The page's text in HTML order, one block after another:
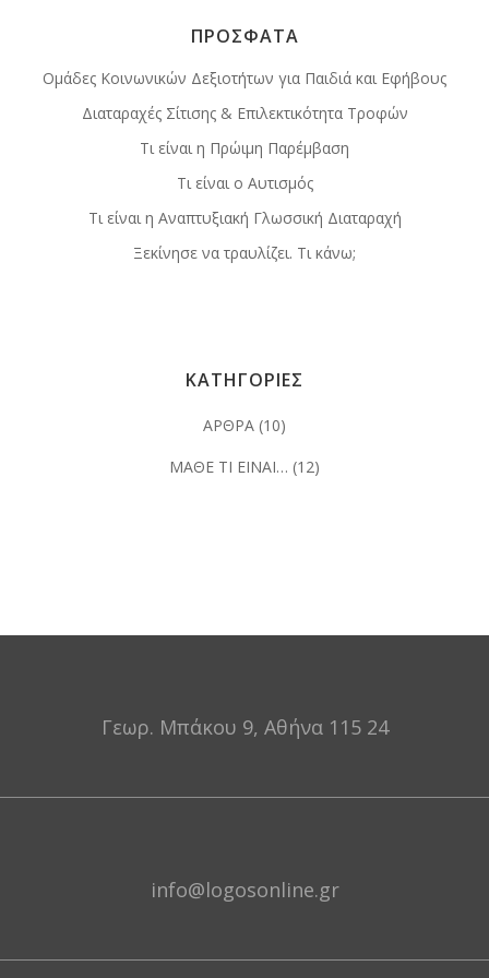
ΠΡΟΣΦΑΤΑ
Ομάδες Κοινωνικών Δεξιοτήτων για Παιδιά και Εφήβους
Διαταραχές Σίτισης & Επιλεκτικότητα Τροφών
Τι είναι η Πρώιμη Παρέμβαση
Τι είναι ο Αυτισμός
Τι είναι η Αναπτυξιακή Γλωσσική Διαταραχή
Ξεκίνησε να τραυλίζει. Τι κάνω;
ΚΑΤΗΓΟΡΙΕΣ
ΑΡΘΡΑ (10)
ΜΑΘΕ ΤΙ ΕΙΝΑΙ… (12)
Γεωρ. Μπάκου 9, Αθήνα 115 24
info@logosonline.gr